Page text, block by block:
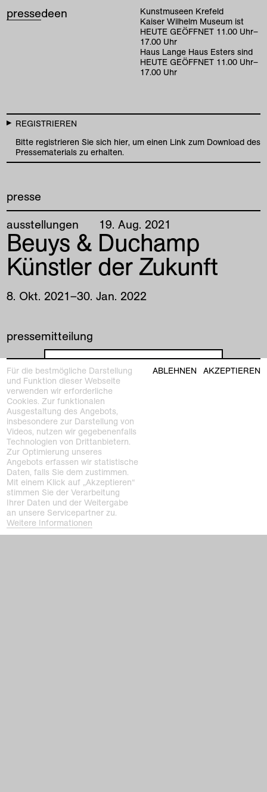
pressedeen
Kunstmuseen Krefeld
Kaiser Wilhelm Museum ist
HEUTE GEÖFFNET 11.00 Uhr–
17.00 Uhr
Haus Lange Haus Esters sind
HEUTE GEÖFFNET 11.00 Uhr–
17.00 Uhr
REGISTRIEREN
Bitte registrieren Sie sich hier, um einen Link zum Download des
Pressematerials zu erhalten.
presse
ausstellungen
19. Aug. 2021
Beuys & Duchamp
Künstler der Zukunft
8. Okt. 2021–30.Jan. 2022
pressemitteilung
Für die bestmögliche Darstellung
und Funktion dieser Webseite
verwenden wir erforderliche
Cookies. Zur funktionalen
Ausgestaltung des Angebots,
insbesondere zur Darstellung von
Videos, nutzen wir gegebenenfalls
Technologien von Drittanbietern.
Zur Optimierung unseres
Angebots erfassen wir statistische
Daten, falls Sie dem zustimmen.
Mit einem Klick auf „Akzeptieren“
stimmen Sie der Verarbeitung
Ihrer Daten und der Weitergabe
an unsere Servicepartner zu.
Weitere Informationen
ABLEHNEN AKZEPTIEREN